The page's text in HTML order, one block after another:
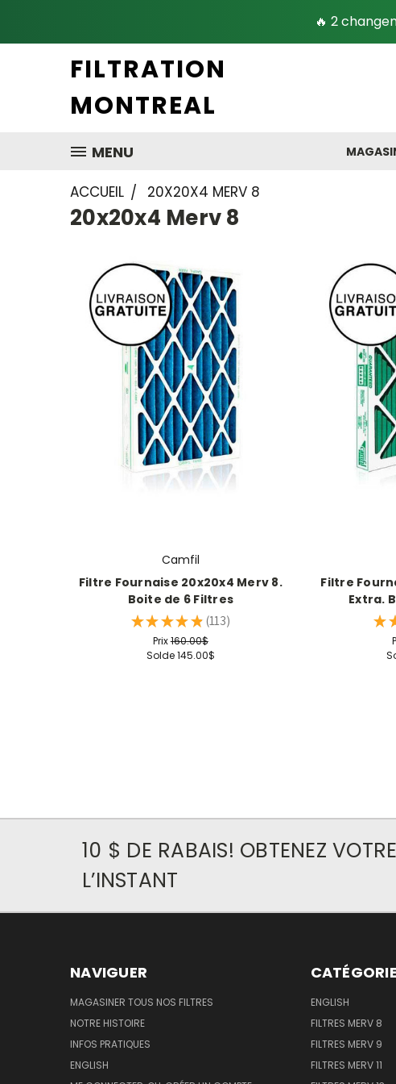
🔥 2
FILTRATION
MONTREAL
MENU
ACCUEIL 20X20X4 MERV 8
20x20x4 Merv 8
Camfil
Filtre Fournaise 20x20x4 Merv 8.
Boite de 6 Filtres
★ ★ ★ ★ ★ 113
113
Prix160.00$
Solde145.00$
Filtre
Extra.
★
10 $ DE RABAIS! OBTENEZ
L’INSTANT
NAVIGUER
MAGASINER TOUS NOS FILTRES
NOTRE HISTOIRE
INFOS PRATIQUES
ENGLISH
ENGLISH
FILTRES MERV 8
FILTRES MERV 9
FILTRES MERV 11